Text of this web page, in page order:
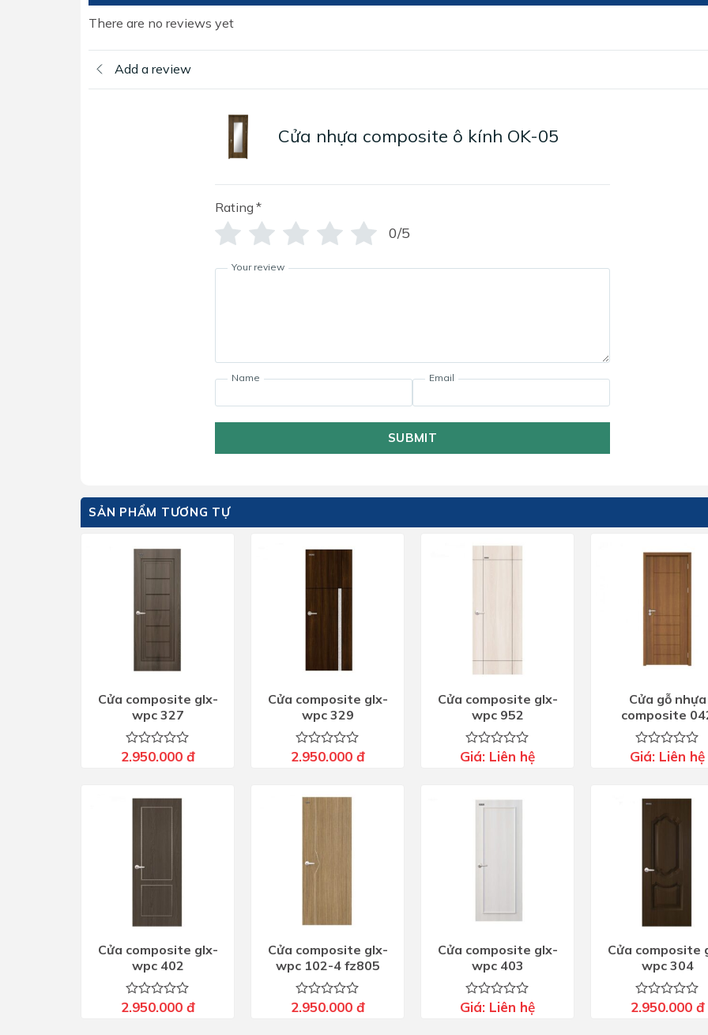
There are no reviews yet
Add a review
Cửa nhựa composite ô kính OK-05
Rating *
0/5
Your review
Name Email
SUBMIT
SẢN PHẨM TƯƠNG TỰ
Cửa composite glx-
wpc 327
Được
2.950.000 đ
Cửa composite glx-
wpc 329
Được
2.950.000 đ
Cửa composite glx-
wpc 952
Được
Giá: Liên hệ
Cửa gỗ nhựa
Được
Giá: Liên hệ
Cửa composite glx-
wpc 402
Được
2.950.000 đ
Cửa composite glx-
wpc 102-4 fz805
Được
2.950.000 đ
Cửa composite glx-
wpc 403
Được
Giá: Liên hệ
Cửa composite
wpc 304
Được
2.950.000 đ